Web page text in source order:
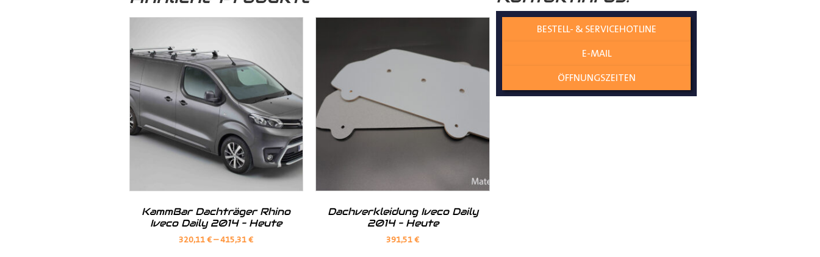
dem Innenraum Ihres Transporters ein ästhetisches und abgerundetes Gesamtbild.
KammBar Dachträger Rhino
Iveco Daily 2014 – Heute
320,11€–415,31€
Dachverkleidung Iveco Daily
2014 – Heute
391,51€
BESTELL- & SERVICEHOTLINE
E-MAIL
ÖFFNUNGSZEITEN